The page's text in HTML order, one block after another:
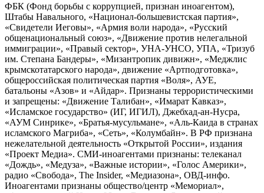
ФБК (Фонд борьбы с коррупцией, признан иноагентом),
Штабы Навального, «Национал-большевистская партия»,
«Свидетели Иеговы», «Армия воли народа», «Русский
общенациональный союз», «Движение против нелегальной
иммиграции», «Правый сектор», УНА-УНСО, УПА, «Тризуб
им. Степана Бандеры», «Мизантропик дивижн», «Меджлис
крымскотатарского народа», движение «Артподготовка»,
общероссийская политическая партия «Воля», АУЕ,
батальоны «Азов» и «Айдар». Признаны террористическими
и запрещены: «Движение Талибан», «Имарат Кавказ»,
«Исламское государство» (ИГ, ИГИЛ), Джебхад-ан-Нусра,
«АУМ Синрике», «Братья-мусульмане», «Аль-Каида в странах
исламского Магриба», «Сеть», «Колумбайн». В РФ признана
нежелательной деятельность «Открытой России», издания
«Проект Медиа». СМИ-иноагентами признаны: телеканал
«Дождь», «Медуза», «Важные истории», «Голос Америки»,
радио «Свобода», The Insider, «Медиазона», ОВД-инфо.
Иноагентами признаны общество/центр «Мемориал»,